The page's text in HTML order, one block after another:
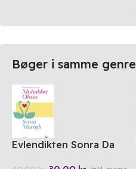
Bøger i samme genre
Evlendikten Sonra Da